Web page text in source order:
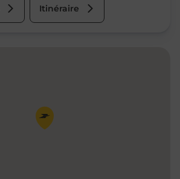
Itinéraire
Pin de la carte